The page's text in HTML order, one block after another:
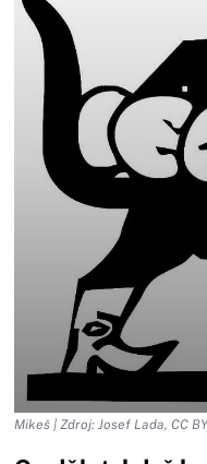
Mikeš | Zdroj: Josef Lada, CC